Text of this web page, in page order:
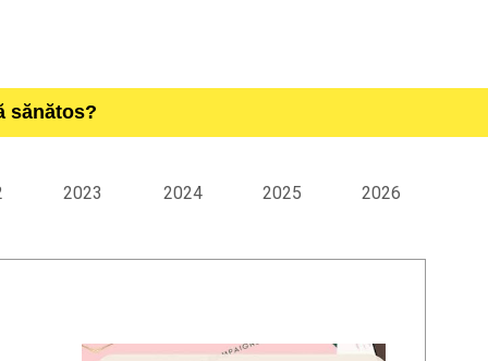
sănătos?
2023 2024 2025 2026